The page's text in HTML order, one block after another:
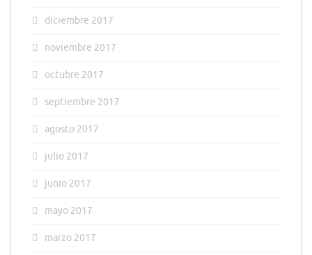
diciembre 2017
noviembre 2017
octubre 2017
septiembre 2017
agosto 2017
julio 2017
junio 2017
mayo 2017
marzo 2017